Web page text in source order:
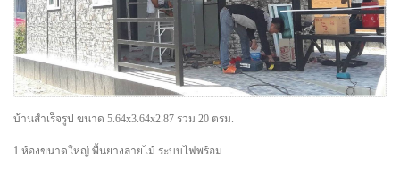
บ้านสำเร็จรูป ขนาด 5.64x3.64x2.87 รวม 20 ตรม.
1 ห้องขนาดใหญ่ พื้นยางลายไม้ ระบบไฟพร้อม